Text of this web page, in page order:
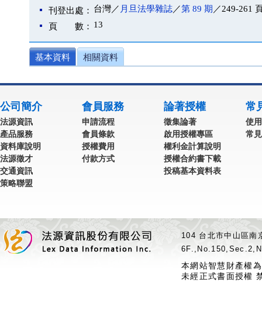
刊登出處： 台灣／ 月旦法學雜誌／第 89 期 ／249-261
頁 數： 13
基本資料 相關資料
公司簡介
法源資訊
產品服務
資料庫說明
法源徵才
交通資訊
策略聯盟
會員服務
申請流程
會員條款
授權費用
付款方式
論著授權
徵集論著
啟用授權專區
權利金計算說明
授權合約書下載
投稿基本資料表
常
使
常
104 台北市中山區
本網站智慧財產權
未經正式書面授權